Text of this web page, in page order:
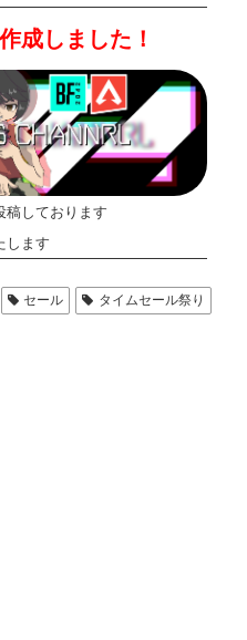
成しました！
稿しております
します
セール タイムセール祭り